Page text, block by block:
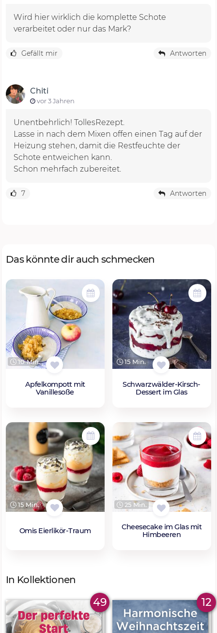
Wird hier wirklich die komplette Schote
verarbeitet oder nur das Mark?
Gefällt mir Antworten
Chiti
vor 3 Jahren
Unentbehrlich! TollesRezept.
Lasse in nach dem Mixen offen einen Tag auf der
Heizung stehen, damit die Restfeuchte der
Schote entweichen kann.
Schon mehrfach zubereitet.
7 Antworten
Das könnte dir auch schmecken
10 Min.
Apfelkompott mit
Vanillesoße
15 Min.
Schwarzwälder-Kirsch-
Dessert im Glas
15 Min.
Omis Eierlikör-Traum
25 Min.
Cheesecake im Glas mit
Himbeeren
In Kollektionen
49 12